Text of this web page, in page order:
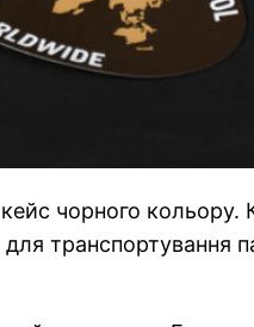
чорного кольору.
транспортування